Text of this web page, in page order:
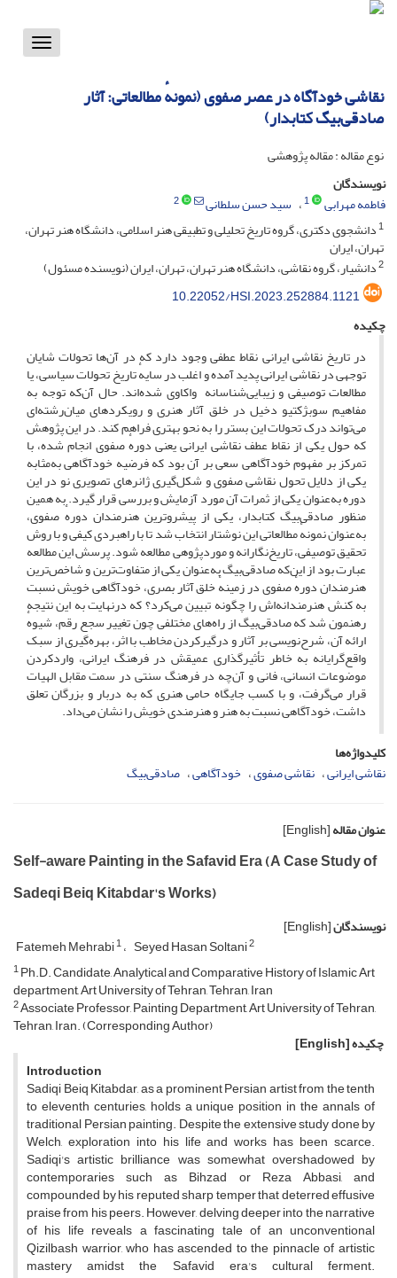
Toggle
نقاشی خودآگاه در عصر صفوی (نمونهٔ مطالعاتی: آثار
صادقی‌بیگ کتابدار)‏‏
نوع مقاله : مقاله پژوهشی
نویسندگان
فاطمه مهرابی
1 سید حسن سلطانی
2
1دانشجوی دکتری، گروه تاریخ تحلیلی و تطبیقی هنر اسلامی، دانشگاه هنر تهران،
تهران، ایران
2دانشیار، گروه نقاشی، دانشگاه هنر تهران، تهران، ایران (نویسنده مسئول)
10.22052/HSI.2023.252884.1121
چکیده
در تاریخ نقاشی ایرانی نقاط عطفی وجود دارد که در آن‌ها تحولات شایان
توجهی در نقاشی ایرانی پدید آمده‌ و اغلب در سایهٔ تاریخ تحولات سیاسی، یا
مطالعات توصیفی و زیبایی‌شناسانه واکاوی شده‌اند. حال‌ آن‌که توجه به
مفاهیم سوبژکتیو دخیل در خلق آثار هنری و رویکردهای میان‌رشته‌ای
می‌تواند درک تحولات این بستر را به نحو بهتری فراهم کند. در این پژوهش
که حول یکی از نقاط عطف نقاشی ایرانی یعنی دورهٔ صفوی انجام شده، با
تمرکز بر مفهوم خودآگاهی سعی بر آن بود که فرضیه خودآگاهی به‌مثابه
یکی از دلایل تحول نقاشی صفوی و شکل‌گیری ژانرهای تصویری نو در این
دوره به‌عنوان یکی از ثمرات آن مورد آزمایش و بررسی قرار گیرد. به همین
منظور صادقی‌بیگ کتابدار، یکی از پیشروترین هنرمندان دورهٔ صفوی،
به‌عنوان نمونهٔ مطالعاتی این نوشتار انتخاب شد تا با راهبردی کیفی و با روش
تحقیق توصیفی، تاریخ‌نگارانه و موردپژوهی مطالعه شود. پرسش این مطالعه
عبارت بود از این‌که صادقی‌بیگ به‌عنوان یکی از متفاوت‌ترین و شاخص‌ترین
هنرمندان دورهٔ صفوی در زمینهٔ خلق آثار بصری، خودآگاهی‌ خویش نسبت
به کنش هنرمندانه‌اش را چگونه تبیین می‌کرد؟ که درنهایت به این نتیجه
رهنمون شد که صادقی‌بیگ از راه‌های مختلفی چون تغییر سجع رقم، شیوهٔ
ارائه آن، شرح‌نویسی بر آثار و درگیرکردن مخاطب با اثر، بهره‌گیری از سبک
واقع‌گرایانه به خاطر تأثیرگذاری عمیقش در فرهنگ ایرانی، واردکردن
موضوعات انسانی، فانی و آن‌چه در فرهنگ سنتی در سمت مقابل الهیات
قرار می‌گرفت، و با کسب جایگاه حامی هنری که به دربار و بزرگان تعلق
داشت، خودآگاهی‌ نسبت به هنر و هنرمندی‌ خویش را نشان می‌داد.
کلیدواژه‌ها
نقاشی ایرانی نقاشی صفوی خودآگاهی صادقی‌بیگ
عنوان مقاله[English]
Self-aware Painting in the Safavid Era (A Case Study of
Sadeqi Beiq Kitabdar's Works)
نویسندگان[English]
Fatemeh Mehrabi1 Seyed Hasan Soltani2
1Ph.D. Candidate, Analytical and Comparative History of Islamic Art
department, Art University of Tehran, Tehran, Iran
2Associate Professor, Painting Department, Art University of Tehran,
Tehran, Iran. (Corresponding Author)
چکیده[English]
Introduction
Sadiqi Beiq Kitabdar, as a prominent Persian artist from the tenth
to eleventh centuries, holds a unique position in the annals of
traditional Persian painting. Despite the extensive study done by
Welch, exploration into his life and works has been scarce.
Sadiqi's artistic brilliance was somewhat overshadowed by
contemporaries such as Bihzad or Reza Abbasi, and
compounded by his reputed sharp temper that deterred effusive
praise from his peers. However, delving deeper into the narrative
of his life reveals a fascinating tale of an unconventional
Qizilbash warrior, who has ascended to the pinnacle of artistic
mastery amidst the Safavid era's cultural ferment.